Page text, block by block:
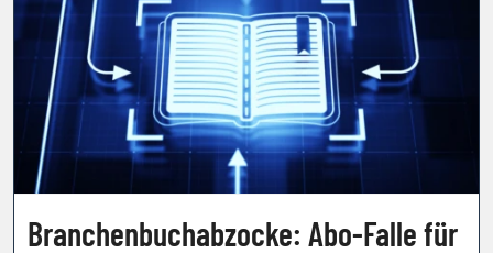
Branchenbuchabzocke: Abo-Falle für